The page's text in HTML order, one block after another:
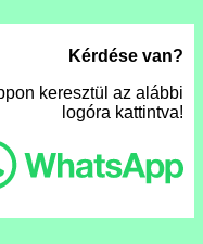
Kérdése van?
keresztül az alábbi
logóra kattintva!